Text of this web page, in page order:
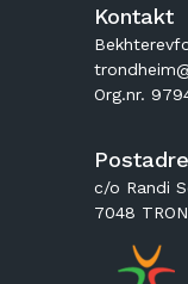
Kontakt
Org.nr.
c/o Randi
7048